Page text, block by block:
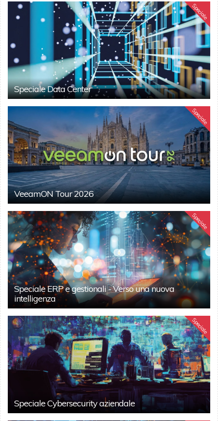
Speciale
Speciale Data Center
Speciale
VeeamON Tour 2026
Speciale
Speciale ERP e gestionali - Verso una nuova
intelligenza
Speciale
Speciale Cybersecurity aziendale